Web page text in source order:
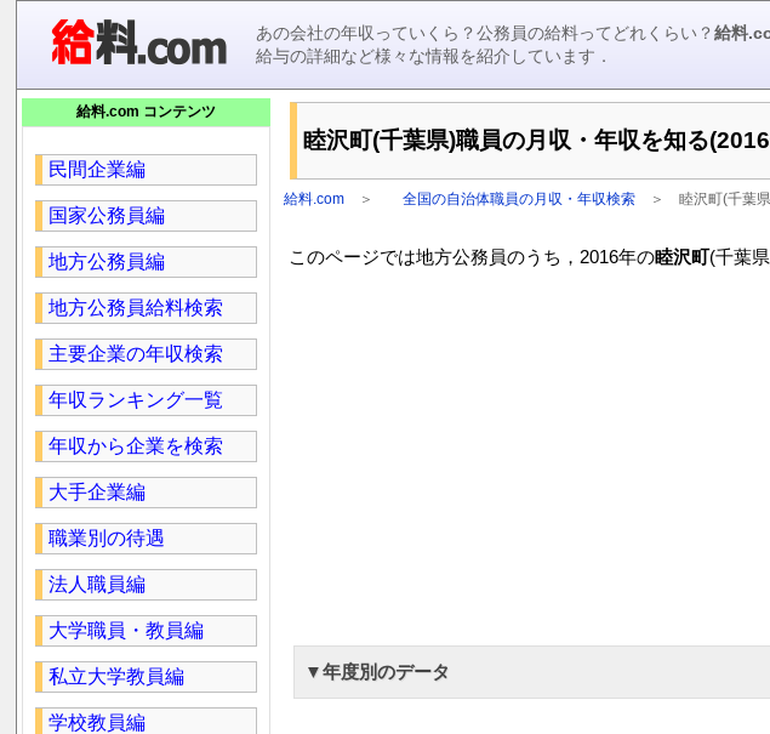
あの会社の年収っていくら？公務員の給料ってどれくらい？給料
給与の詳細など様々な情報を紹介しています．
睦沢町(千葉県)職員の月収・年収を知る
給料.com ＞ 全国の自治体職員の月収・年収検索 ＞睦沢町(千葉
このページでは地方公務員のうち，2016年の睦沢町(千葉
▼年度別のデータ
給料.com コンテンツ
民間企業編
国家公務員編
地方公務員編
地方公務員給料検索
主要企業の年収検索
年収ランキング一覧
年収から企業を検索
大手企業編
職業別の待遇
法人職員編
大学職員・教員編
私立大学教員編
学校教員編